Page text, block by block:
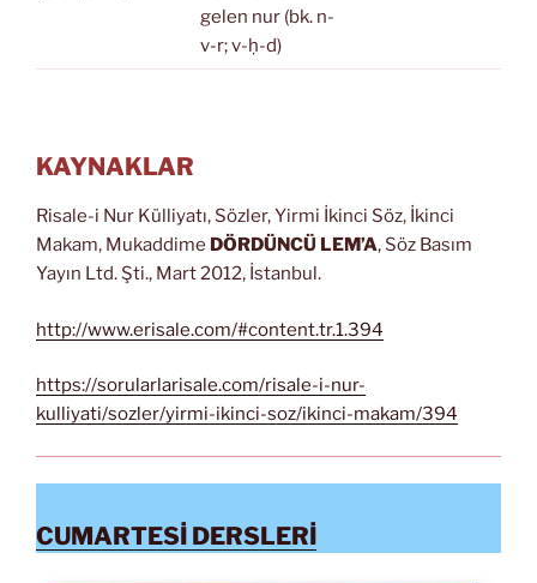
gelen nur (bk. n-
v-r; v-ḥ-d)
KAYNAKLAR
Risale-i Nur Külliyatı, Sözler, Yirmi İkinci Söz, İkinci
Makam, Mukaddime DÖRDÜNCÜ LEM’A, Söz Basım
Yayın Ltd. Şti., Mart 2012, İstanbul.
http://www.erisale.com/#content.tr.1.394
https://sorularlarisale.com/risale-i-nur-
kulliyati/sozler/yirmi-ikinci-soz/ikinci-makam/394
CUMARTESİ DERSLERİ